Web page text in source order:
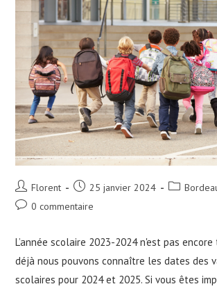
Auteur/autrice
de
Florent
Publication
publiée :
25 janvier 2024
Post
Commentaires
publication :
0 commentaire
L’année scolaire 2023-2024 n'est pas
déjà nous pouvons connaître les dates des
scolaires pour 2024 et 2025. Si vous êtes